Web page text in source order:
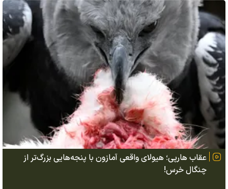
عقاب هارپی؛ هیولای واقعی آمازون با پنجه‌هایی بزرگ‌تر از
چنگال خرس!